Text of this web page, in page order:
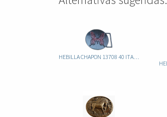
HEBILLA CHAPON 13708 40 ITA MARIPOSA